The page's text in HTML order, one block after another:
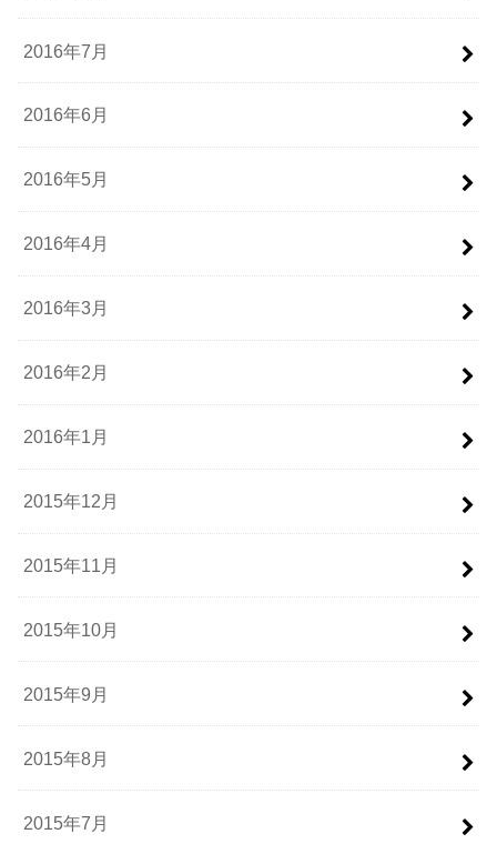
2016年7月
2016年6月
2016年5月
2016年4月
2016年3月
2016年2月
2016年1月
2015年12月
2015年11月
2015年10月
2015年9月
2015年8月
2015年7月